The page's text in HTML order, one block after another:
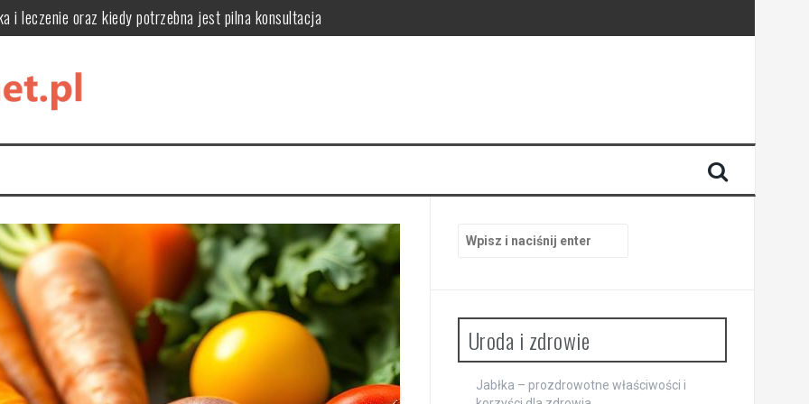
i pielęgnacji
leczenie i zapobieganie
style i funkcjonalne rozwiązania do domowej biblioteki
i leczenie oraz kiedy potrzebna jest pilna konsultacja
Uroda i zdrowie
Jabłka – prozdrowotne właściwości i